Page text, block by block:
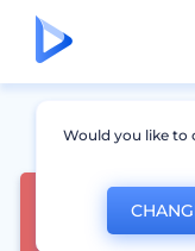
Would you like to